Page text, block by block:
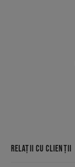
RELAȚII CU CLIENȚII